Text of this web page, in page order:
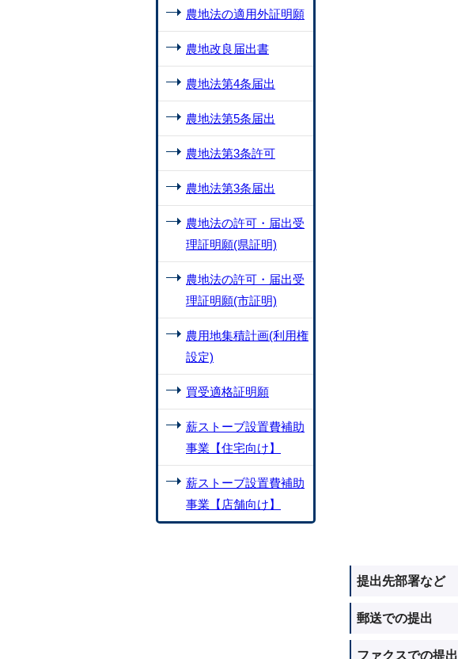
提出先部署など
郵送での提出
ファクスでの提出
農地法の適用外証明願
農地改良届出書
農地法第4条届出
農地法第5条届出
農地法第3条許可
農地法第3条届出
農地法の許可・届出受
理証明願(県証明)
農地法の許可・届出受
理証明願(市証明)
農用地集積計画(利用権
設定)
買受適格証明願
薪ストーブ設置費補助
事業【住宅向け】
薪ストーブ設置費補助
事業【店舗向け】